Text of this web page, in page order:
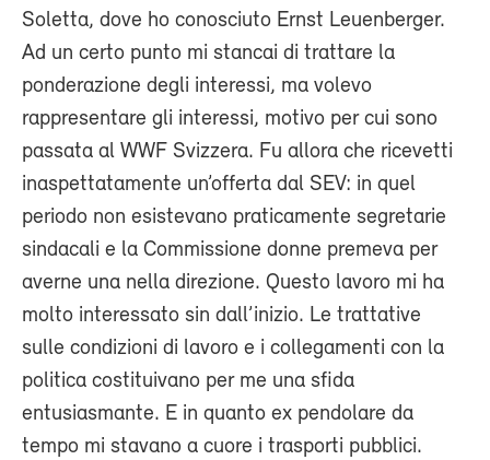
Soletta, dove ho conosciuto Ernst Leuenberger.
Ad un certo punto mi stancai di trattare la
ponderazione degli interessi, ma volevo
rappresentare gli interessi, motivo per cui sono
passata al WWF Svizzera. Fu allora che ricevetti
inaspettatamente un’offerta dal SEV: in quel
periodo non esistevano praticamente segretarie
sindacali e la Commissione donne premeva per
averne una nella direzione. Questo lavoro mi ha
molto interessato sin dall’inizio. Le trattative
sulle condizioni di lavoro e i collegamenti con la
politica costituivano per me una sfida
entusiasmante. E in quanto ex pendolare da
tempo mi stavano a cuore i trasporti pubblici.